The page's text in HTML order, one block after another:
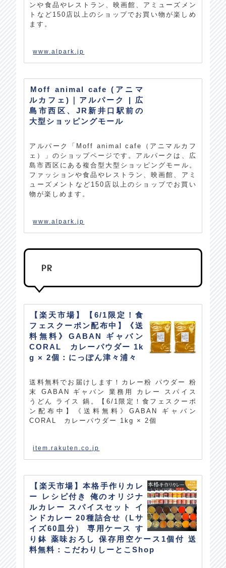
ンや食品やレストラン、映画館、アミューズメン
トなど150店以上のショップでお買い物が楽しめ
ます。
www.alpark.jp
Moff animal cafe (アニマ
ルカフェ)｜アルパーク | 広
島市西区、JR新井口駅前の
大型ショッピングモール
アルパーク「Moff animal cafe（アニマルカフ
ェ）」のショップページです。アルパークは、広
島市西区にある複合型大型ショッピングモール。
ファッションや食品やレストラン、映画館、アミ
ューズメントなど150店以上のショップでお買い
物が楽しめます。
www.alpark.jp
PR
【楽天市場】【6/1限定！食
フェスクーポン配布中】《送
料無料》GABAN ギャバン
CORAL カレーパウダー 1k
g × 2個：にっぽん津々浦々
送料無料でお届けします！カレー粉 パウダー 粉
末 GABAN ギャバン 業務用 カレー スパイス
うどん ライス 鍋。【6/1限定！食フェスクーポ
ン配布中】《送料無料》GABAN ギャバン
CORAL カレーパウダー 1kg × 2個
item.rakuten.co.jp
【楽天市場】本格手作りカレ
ー レシピ付き 俺のオリジナ
ルカレー スパイスセット イ
ンドカレー 20種詰合せ（Lサ
イズ60皿分） 専用ケース す
り鉢 薬味おろし 保存用空ケース1個付 送
料無料：こだわりしーとこShop